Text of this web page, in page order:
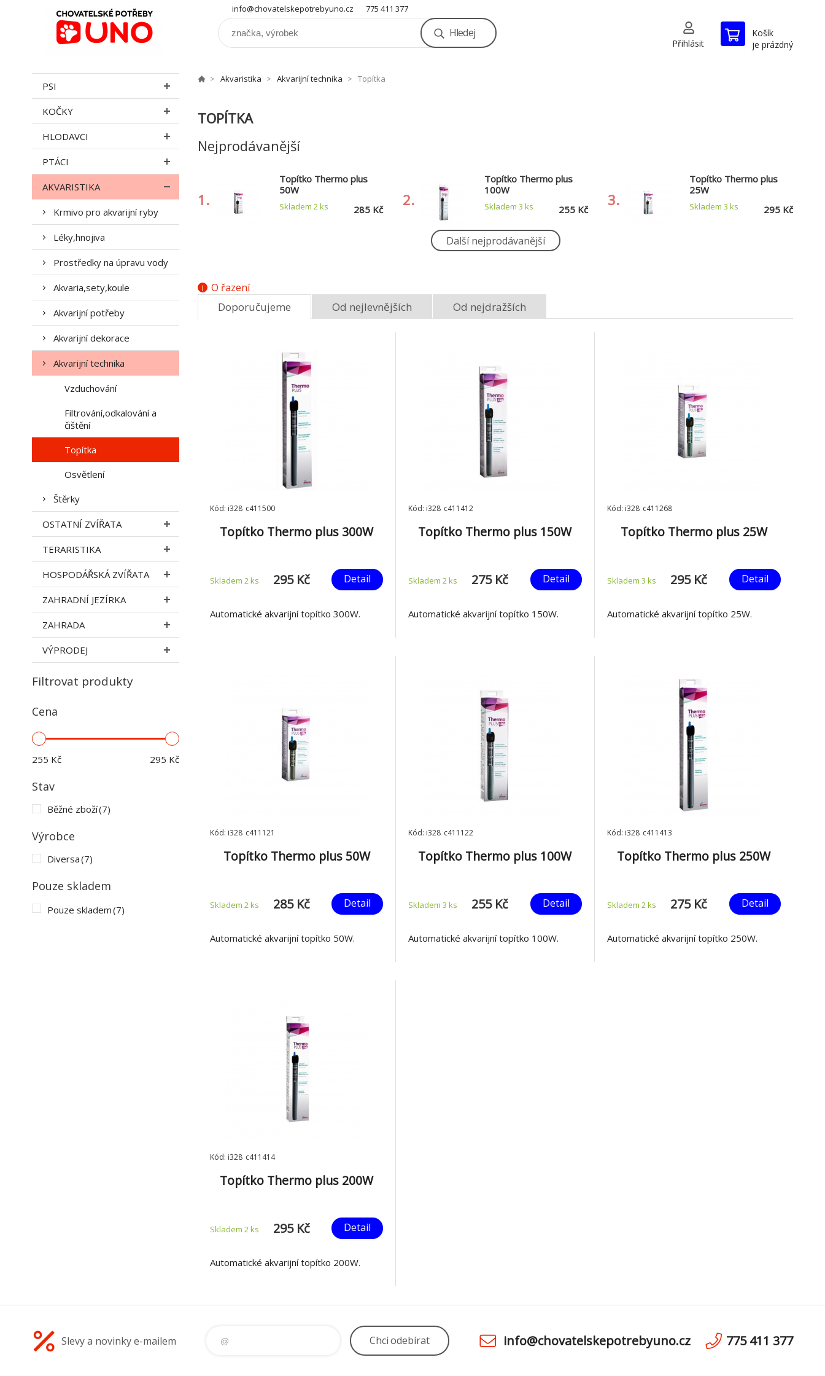
info@chovatelskepotrebyuno.cz 775 411 377
Hledej
Přihlásit
Košík
je prázdný
PSI
KOČKY
HLODAVCI
PTÁCI
AKVARISTIKA
Krmivo pro akvarijní ryby
Léky,hnojiva
Prostředky na úpravu vody
Akvaria,sety,koule
Akvarijní potřeby
Akvarijní dekorace
Akvarijní technika
Vzduchování
Filtrování,odkalování a
čištění
Topítka
Osvětlení
Štěrky
OSTATNÍ ZVÍŘATA
TERARISTIKA
HOSPODÁŘSKÁ ZVÍŘATA
ZAHRADNÍ JEZÍRKA
ZAHRADA
VÝPRODEJ
Filtrovat produkty
Cena
255 Kč 295 Kč
Stav
Běžné zboží(7)
Výrobce
Diversa(7)
Pouze skladem
Pouze skladem(7)
Akvaristika Akvarijní technika Topítka
TOPÍTKA
Nejprodávanější
1.
Topítko Thermo plus
50W
Skladem 2ks 285 Kč
2.
Topítko Thermo plus
100W
Skladem 3 ks 255 Kč
3.
Topítko Thermo plus
25W
Skladem 3 ks 295 Kč
Topítko Thermo plus
Topítko Thermo plus
Další nejprodávanější
O řazení
Doporučujeme Od nejlevnějších Od nejdražších
Kód: i328_c411500
Topítko Thermo plus 300W
Skladem 2 ks 295 Kč Detail
Automatické akvarijní topítko 300W.
Kód: i328_c411412
Topítko Thermo plus 150W
Skladem 2ks 275 Kč Detail
Automatické akvarijní topítko 150W.
Kód: i328_c411268
Topítko Thermo plus 25W
Skladem 3 ks 295 Kč Detail
Automatické akvarijní topítko 25W.
Kód: i328_c411121
Topítko Thermo plus 50W
Skladem 2 ks 285 Kč Detail
Automatické akvarijní topítko 50W.
Kód: i328_c411122
Topítko Thermo plus 100W
Skladem 3ks 255 Kč Detail
Automatické akvarijní topítko 100W.
Kód: i328_c411413
Topítko Thermo plus 250W
Skladem 2 ks 275 Kč Detail
Automatické akvarijní topítko 250W.
Kód: i328_c411414
Topítko Thermo plus 200W
Skladem 2 ks 295 Kč Detail
Automatické akvarijní topítko 200W.
Slevy a novinky e-mailem Chciodebírat info@chovatelskepotrebyuno.cz 775 411 377